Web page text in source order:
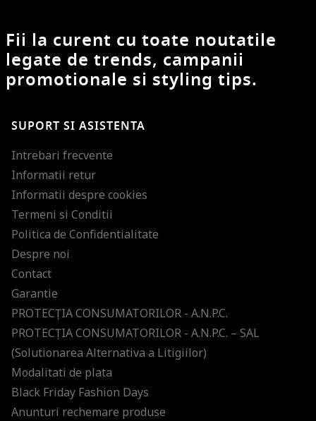
Fii la curent cu toate noutatile
legate de trends, campanii
promotionale si styling tips.
SUPORT SI ASISTENTA
Intrebari frecvente
Informatii retur
Informatii despre cookies
Termeni si Conditii
Politica de Confidentialitate
Despre noi
Contact
Garantie
PROTECŢIA CONSUMATORILOR - A.N.P.C.
PROTECŢIA CONSUMATORILOR - A.N.P.C. – SAL
(Solutionarea Alternativa a Litigiilor)
Modalitati de plata
Black Friday Fashion Days
Anunturi rechemare produse